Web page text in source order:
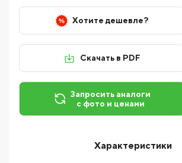
Хотите дешевле?
Скачать в PDF
Запросить аналоги
с фото и ценами
Характеристики